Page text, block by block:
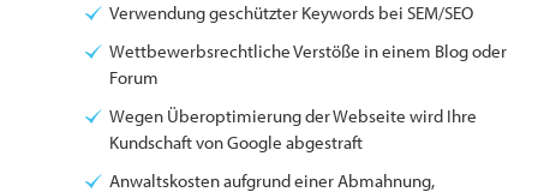
Verwendung geschützter Keywords bei SEM/SEO
Wettbewerbsrechtliche Verstöße in einem Blog oder
Forum
Wegen Überoptimierung der Webseite wird Ihre
Kundschaft von Google abgestraft
Anwaltskosten aufgrund einer Abmahnung,